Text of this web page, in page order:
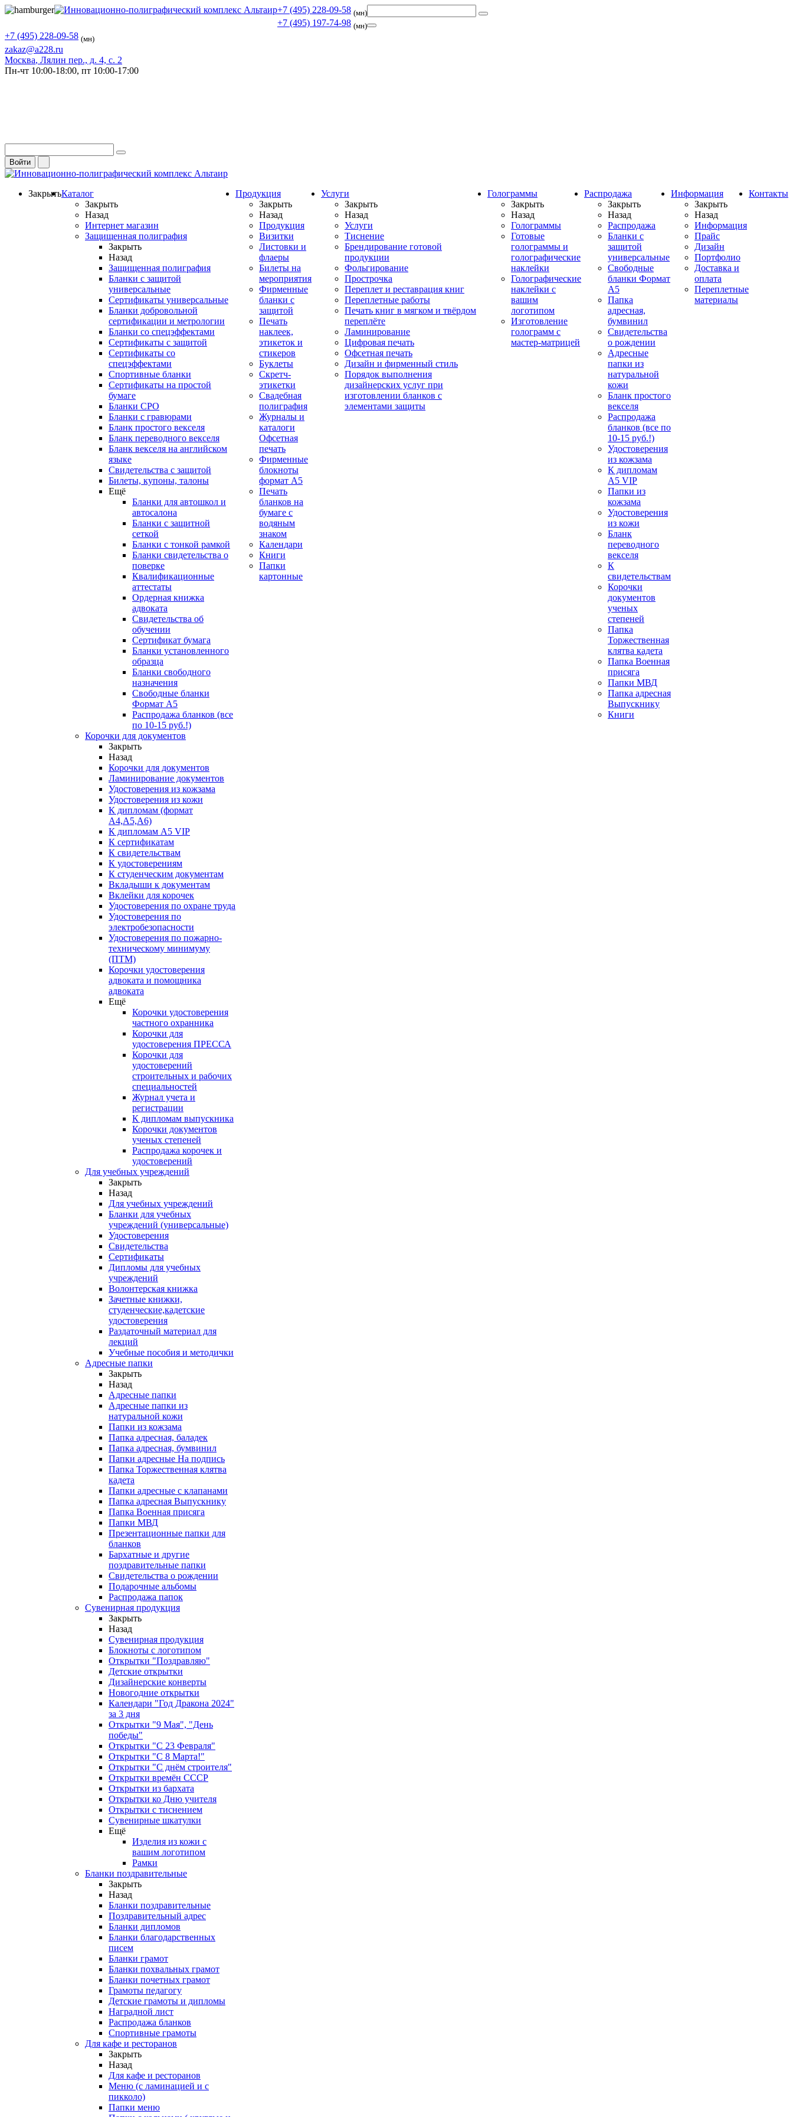
+7 (495) 228-09-58 (мн)
+7 (495) 197-74-98 (мн)
+7 (495) 228-09-58 (мн)
zakaz@a228.ru
Москва, Лялин пер., д. 4, с. 2
Пн-чт 10:00-18:00, пт 10:00-17:00
Войти
ЗакрытьКаталог
Закрыть
Назад
Интернет магазин
Защищенная полиграфия
Закрыть
Назад
Защищенная полиграфия
Бланки с защитой
универсальные
Сертификаты универсальные
Бланки добровольной
сертификации и метрологии
Бланки со спецэффектами
Сертификаты с защитой
Сертификаты со
спецэффектами
Спортивные бланки
Cертификаты на простой
бумаге
Бланки СРО
Бланки с гравюрами
Бланк простого векселя
Бланк переводного векселя
Бланк векселя на английском
языке
Свидетельства с защитой
Билеты, купоны, талоны
Ещё
Бланки для автошкол и
автосалона
Бланки с защитной
сеткой
Бланки с тонкой рамкой
Бланки свидетельства о
поверке
Квалификационные
аттестаты
Ордерная книжка
адвоката
Свидетельства об
обучении
Сертификат бумага
Бланки установленного
образца
Бланки свободного
назначения
Свободные бланки
Формат А5
Распродажа бланков (все
по 10-15 руб.!)
Корочки для документов
Закрыть
Назад
Корочки для документов
Ламинирование документов
Удостоверения из кожзама
Удостоверения из кожи
К дипломам (формат
А4,А5,А6)
К дипломам А5 VIP
К сертификатам
К свидетельствам
К удостоверениям
К студенческим документам
Вкладыши к документам
Вклейки для корочек
Удостоверения по охране труда
Удостоверения по
электробезопасности
Удостоверения по пожарно-
техническому минимуму
(ПТМ)
Корочки удостоверения
адвоката и помощника
адвоката
Ещё
Корочки удостоверения
частного охранника
Корочки для
удостоверения ПРЕССА
Корочки для
удостоверений
строительных и рабочих
специальностей
Журнал учета и
регистрации
К дипломам выпускника
Корочки документов
ученых степеней
Распродажа корочек и
удостоверений
Для учебных учреждений
Закрыть
Назад
Для учебных учреждений
Бланки для учебных
учреждений (универсальные)
Удостоверения
Свидетельства
Сертификаты
Дипломы для учебных
учреждений
Волонтерская книжка
Зачетные книжки,
студенческие,кадетские
удостоверения
Раздаточный материал для
лекций
Учебные пособия и методички
Адресные папки
Закрыть
Назад
Адресные папки
Адресные папки из
натуральной кожи
Папки из кожзама
Папка адресная, баладек
Папка адресная, бумвинил
Папки адресные На подпись
Папка Торжественная клятва
кадета
Папки адресные с клапанами
Папка адресная Выпускнику
Папка Военная присяга
Папки МВД
Презентационные папки для
бланков
Бархатные и другие
поздравительные папки
Свидетельства о рождении
Подарочные альбомы
Распродажа папок
Сувенирная продукция
Закрыть
Назад
Сувенирная продукция
Блокноты с логотипом
Открытки "Поздравляю"
Детские открытки
Дизайнерские конверты
Новогодние открытки
Календари "Год Дракона 2024"
за 3 дня
Открытки "9 Мая", "День
победы"
Открытки "С 23 Февраля"
Открытки "С 8 Марта!"
Открытки "С днём строителя"
Открытки времён СССР
Открытки из бархата
Открытки ко Дню учителя
Открытки с тиснением
Сувенирные шкатулки
Ещё
Изделия из кожи с
вашим логотипом
Рамки
Бланки поздравительные
Закрыть
Назад
Бланки поздравительные
Поздравительный адрес
Бланки дипломов
Бланки благодарственных
писем
Бланки грамот
Бланки похвальных грамот
Бланки почетных грамот
Грамоты педагогу
Детские грамоты и дипломы
Наградной лист
Распродажа бланков
Спортивные грамоты
Для кафе и ресторанов
Закрыть
Назад
Для кафе и ресторанов
Меню (с ламинацией и с
пикколо)
Папки меню
Продукция
Закрыть
Назад
Продукция
Визитки
Листовки и
флаеры
Билеты на
мероприятия
Фирменные
бланки с
защитой
Печать
наклеек,
этикеток и
стикеров
Буклеты
Скретч-
этикетки
Свадебная
полиграфия
Журналы и
каталоги
Офсетная
печать
Фирменные
блокноты
формат А5
Печать
бланков на
бумаге с
водяным
знаком
Календари
Книги
Папки
картонные
Услуги
Закрыть
Назад
Услуги
Тиснение
Брендирование готовой
продукции
Фольгирование
Прострочка
Переплет и реставрация книг
Переплетные работы
Печать книг в мягком и твёрдом
переплёте
Ламинирование
Цифровая печать
Офсетная печать
Дизайн и фирменный стиль
Порядок выполнения
дизайнерских услуг при
изготовлении бланков с
элементами защиты
Голограммы
Закрыть
Назад
Голограммы
Готовые
голограммы и
голографические
наклейки
Голографические
наклейки с
вашим
логотипом
Изготовление
голограмм с
мастер-матрицей
Распродажа
Закрыть
Назад
Распродажа
Бланки с
защитой
универсальные
Свободные
бланки Формат
А5
Папка
адресная,
бумвинил
Свидетельства
о рождении
Адресные
папки из
натуральной
кожи
Бланк простого
векселя
Распродажа
бланков (все по
10-15 руб.!)
Удостоверения
из кожзама
К дипломам
А5 VIP
Папки из
кожзама
Удостоверения
из кожи
Бланк
переводного
векселя
К
свидетельствам
Корочки
документов
ученых
степеней
Папка
Торжественная
клятва кадета
Папка Военная
присяга
Папки МВД
Папка адресная
Выпускнику
Книги
Информация
Закрыть
Назад
Информация
Прайс
Дизайн
Портфолио
Доставка и
оплата
Переплетные
материалы
Контакты